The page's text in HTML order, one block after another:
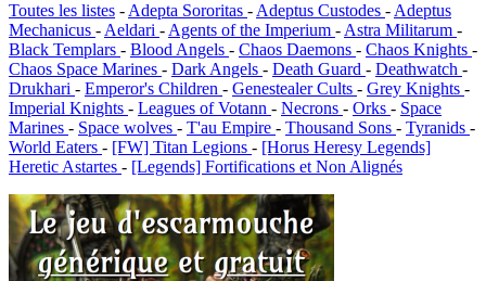
Toutes les listes -Adepta Sororitas -Adeptus Custodes -Adeptus
Mechanicus -Aeldari -Agents of the Imperium -Astra Militarum -
Black Templars - Blood Angels - Chaos Daemons - Chaos Knights -
Chaos Space Marines - Dark Angels - Death Guard - Deathwatch -
Drukhari - Emperor's Children - Genestealer Cults - Grey Knights -
Imperial Knights - Leagues of Votann - Necrons - Orks - Space
Marines - Space wolves - T'au Empire - Thousand Sons - Tyranids -
World Eaters - [FW] Titan Legions - [Horus Heresy Legends]
Heretic Astartes - [Legends] Fortifications et Non Alignés